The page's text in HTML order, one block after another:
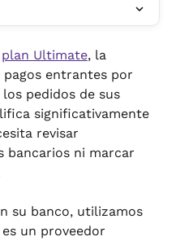
plan Ultimate, la
entrantes por
pedidos de sus
significativamente
revisar
bancarios ni marcar
su banco, utilizamos
es un proveedor